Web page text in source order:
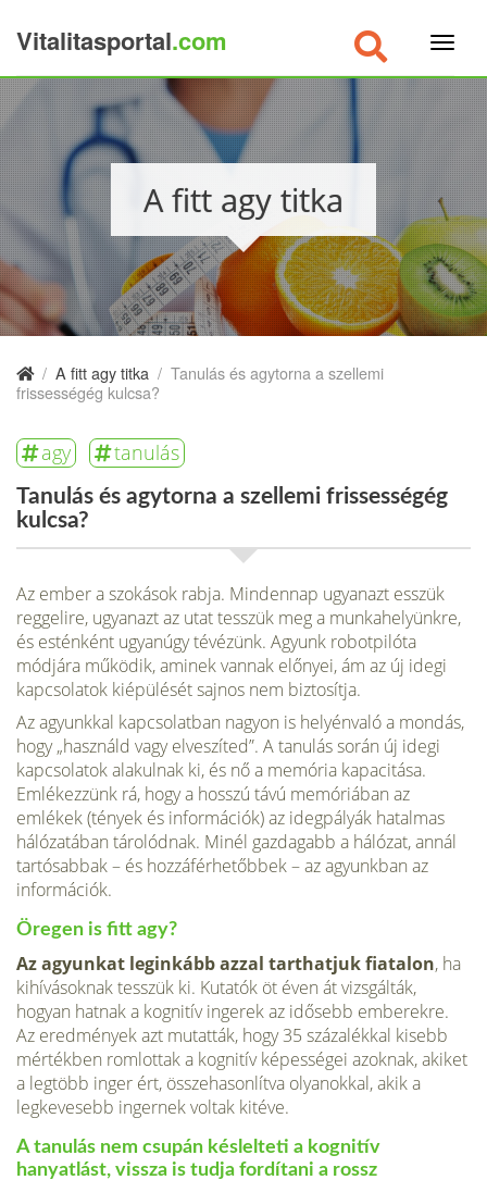
Vitalitasportal.com
A fitt agy titka
/ A fitt agy titka / Tanulás és agytorna a szellemi
frissességég kulcsa?
agy tanulás
Tanulás és agytorna a szellemi frissességég
kulcsa?
Az ember a szokások rabja. Mindennap ugyanazt esszük
reggelire, ugyanazt az utat tesszük meg a munkahelyünkre,
és esténként ugyanúgy tévézünk. Agyunk robotpilóta
módjára működik, aminek vannak előnyei, ám az új idegi
kapcsolatok kiépülését sajnos nem biztosítja.
Az agyunkkal kapcsolatban nagyon is helyénvaló a mondás,
hogy „használd vagy elveszíted”. A tanulás során új idegi
kapcsolatok alakulnak ki, és nő a memória kapacitása.
Emlékezzünk rá, hogy a hosszú távú memóriában az
emlékek (tények és információk) az idegpályák hatalmas
hálózatában tárolódnak. Minél gazdagabb a hálózat, annál
tartósabbak – és hozzáférhetőbbek – az agyunkban az
információk.
Öregen is fitt agy?
Az agyunkat leginkább azzal tarthatjuk fiatalon, ha
kihívásoknak tesszük ki. Kutatók öt éven át vizsgálták,
hogyan hatnak a kognitív ingerek az idősebb emberekre.
Az eredmények azt mutatták, hogy 35 százalékkal kisebb
mértékben romlottak a kognitív képességei azoknak, akiket
a legtöbb inger ért, összehasonlítva olyanokkal, akik a
legkevesebb ingernek voltak kitéve.
A tanulás nem csupán késlelteti a kognitív
hanyatlást, vissza is tudja fordítani a rossz
×